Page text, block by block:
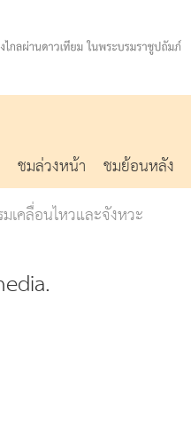
ชมล่วงหน้า ชมย้อนหลัง
เคลื่อนไหวและจังหวะ